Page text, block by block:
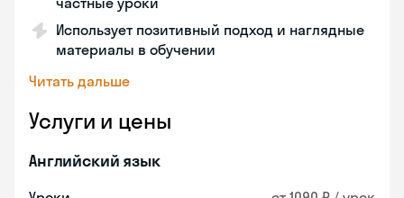
Использует позитивный подход и наглядные
материалы в обучении
Читать дальше
Услуги и цены
Английский язык